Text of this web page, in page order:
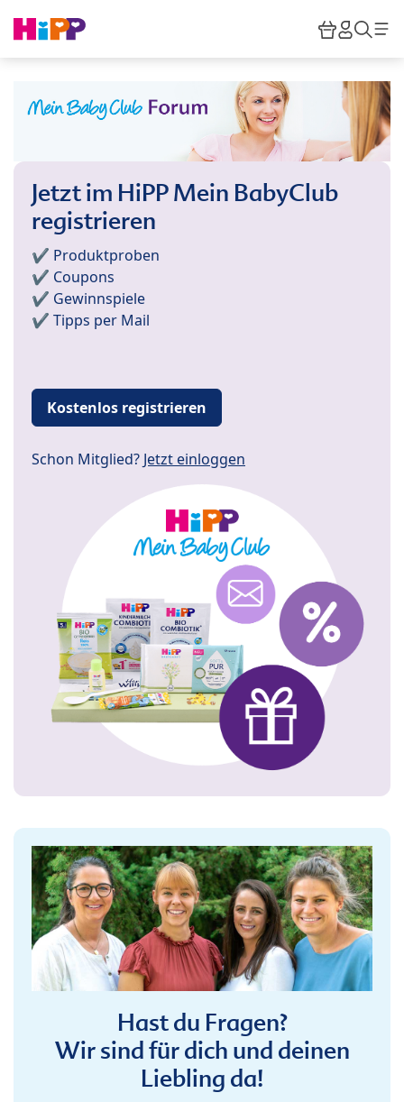
HiPP
Jetzt im HiPP Mein BabyClub
registrieren
✔️ Produktproben
✔️ Coupons
✔️ Gewinnspiele
✔️ Tipps per Mail
Kostenlos registrieren
Schon Mitglied? Jetzt einloggen
Hast du Fragen?
Wir sind für dich und deinen
Liebling da!